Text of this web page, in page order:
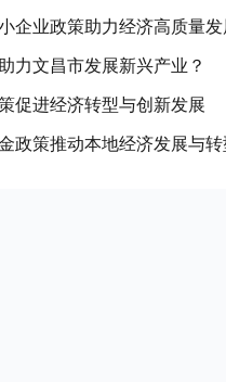
企业政策助力经济高质量
力文昌市发展新兴产业？
促进经济转型与创新发展
政策推动本地经济发展与